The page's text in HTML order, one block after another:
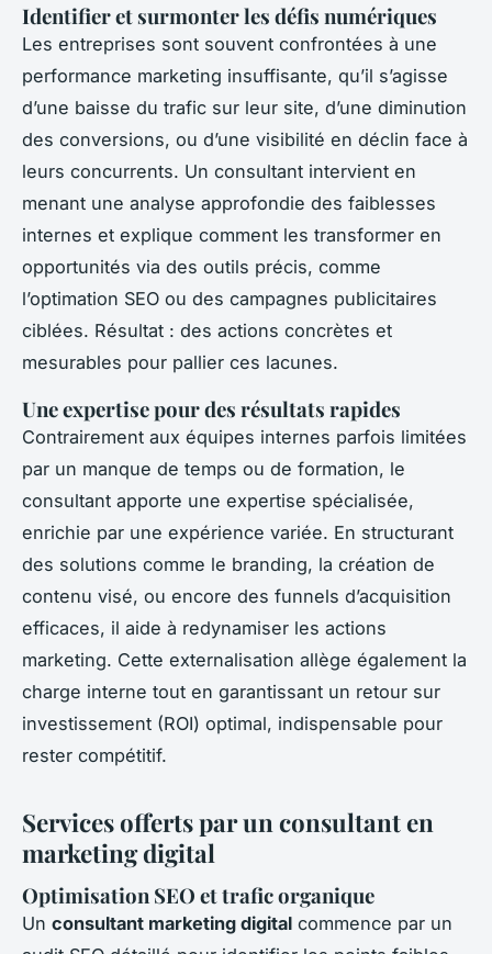
Identifier et surmonter les défis numériques
Les entreprises sont souvent confrontées à une
performance marketing insuffisante, qu’il s’agisse
d’une baisse du trafic sur leur site, d’une diminution
des conversions, ou d’une visibilité en déclin face à
leurs concurrents. Un consultant intervient en
menant une analyse approfondie des faiblesses
internes et explique comment les transformer en
opportunités via des outils précis, comme
l’optimation SEO ou des campagnes publicitaires
ciblées. Résultat : des actions concrètes et
mesurables pour pallier ces lacunes.
Une expertise pour des résultats rapides
Contrairement aux équipes internes parfois limitées
par un manque de temps ou de formation, le
consultant apporte une expertise spécialisée,
enrichie par une expérience variée. En structurant
des solutions comme le branding, la création de
contenu visé, ou encore des funnels d’acquisition
efficaces, il aide à redynamiser les actions
marketing. Cette externalisation allège également la
charge interne tout en garantissant un retour sur
investissement (ROI) optimal, indispensable pour
rester compétitif.
Services offerts par un consultant en
marketing digital
Optimisation SEO et trafic organique
Un consultant marketing digital commence par un